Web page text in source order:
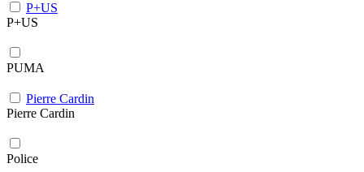
P+US
P+US
PUMA
Pierre Cardin
Pierre Cardin
Police